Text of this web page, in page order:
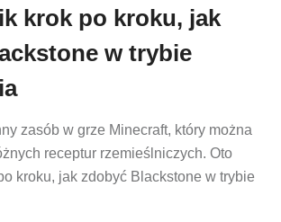
krok po kroku, jak
w trybie
zasób w grze Minecraft, który można
receptur rzemieślniczych. Oto
kroku, jak zdobyć Blackstone w trybie